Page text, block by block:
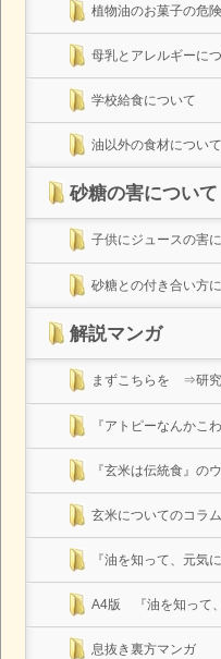
植物油のお菓子の危
母乳とアレルギーに
学校給食について
油以外の食材について
砂糖の害について
子供にジュースの害
砂糖との付き合い方
解説マンガ
まずこちらを ⇒研究
『アトピーなんかこ
『玄米は伝統食』の
玄米についてのコラム
『油を知って、元気
A4版 『油を知って
息抜き裏方マンガ